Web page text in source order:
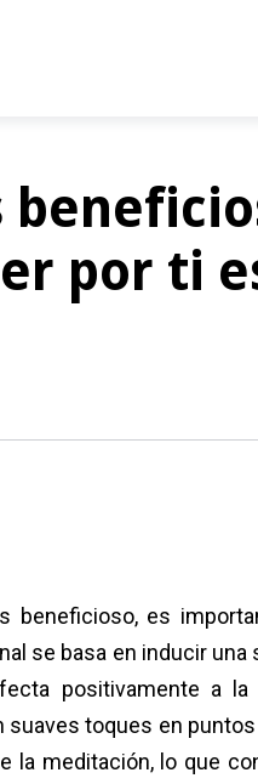
por ti
beneficioso, es
se basa en inducir
positivamente a
toques en
la meditación, lo que